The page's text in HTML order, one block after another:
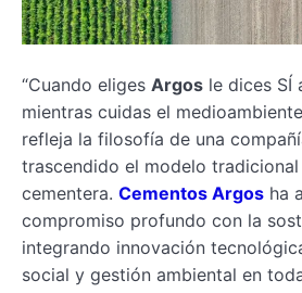
“Cuando eliges Argos le dices SÍ
mientras cuidas el
refleja la filosofía de una
trascendido el modelo
cementera. Cementos Argos ha
compromiso profundo con la
integrando innovación
social y gestión ambiental en